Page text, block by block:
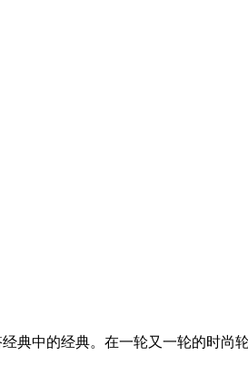
中的经典。在一轮又一轮的时尚